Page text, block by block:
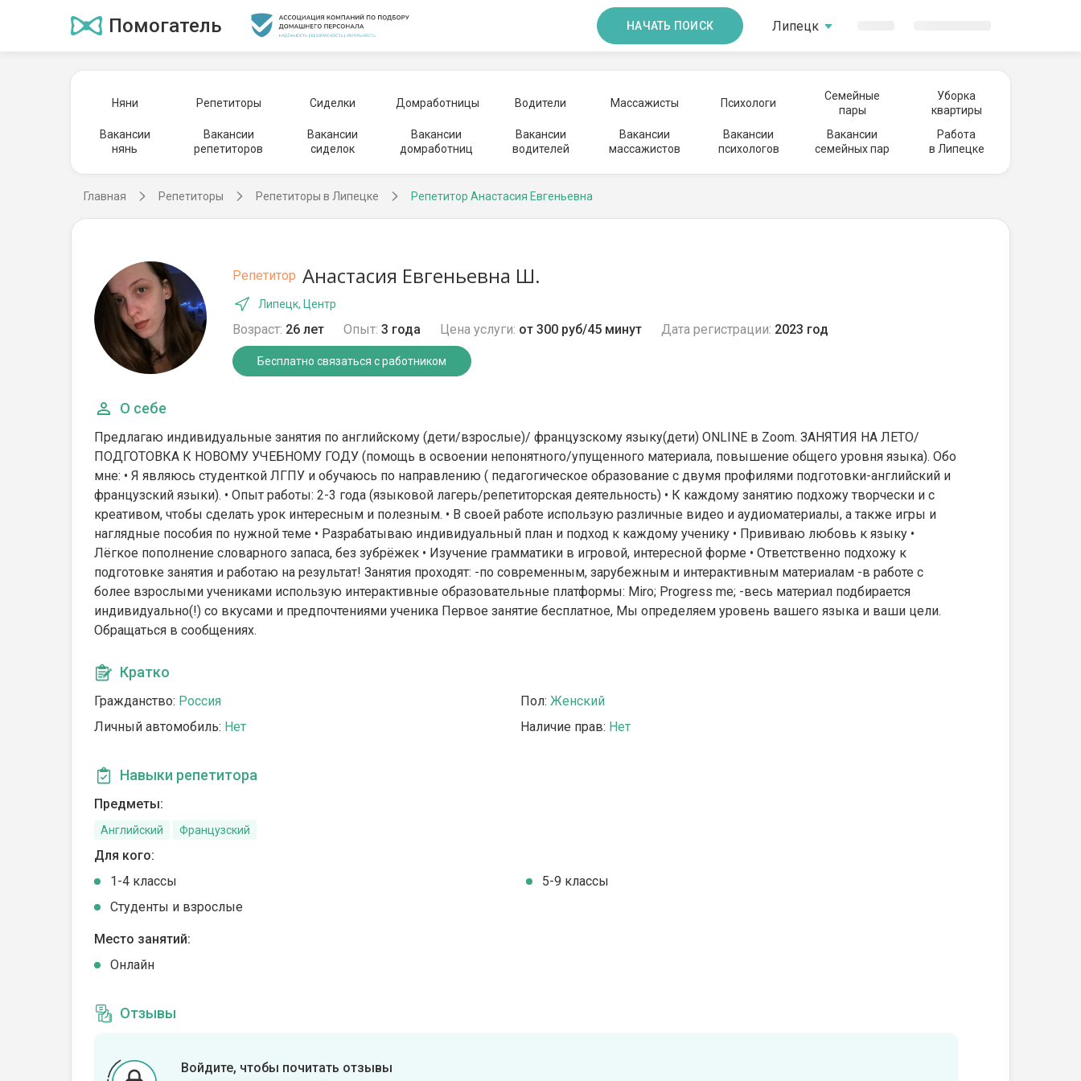
Помогатель НАЧАТЬ ПОИСК Липецк
Няни Репетиторы Сиделки Домработницы Водители Массажисты Психологи
Семейные
пары
Уборка
квартиры
Вакансии
нянь
Вакансии
репетиторов
Вакансии
сиделок
Вакансии
домработниц
Вакансии
водителей
Вакансии
массажистов
Вакансии
психологов
Вакансии
семейных пар
Работа
в Липецке
Главная Репетиторы Репетиторы в Липецке Репетитор Анастасия Евгеньевна
Репетитор Анастасия Евгеньевна Ш.
Липецк, Центр
Возраст: 26 лет Опыт: 3 года Цена услуги: от 300 руб/45 минут Дата регистрации: 2023 год
Бесплатно связаться с работником
О себе
Предлагаю индивидуальные занятия по английскому (дети/взрослые)/ французскому языку(дети) ONLINE в Zoom. ЗАНЯТИЯ НА ЛЕТО/
ПОДГОТОВКА К НОВОМУ УЧЕБНОМУ ГОДУ (помощь в освоении непонятного/упущенного материала, повышение общего уровня языка). Обо
мне: • Я являюсь студенткой ЛГПУ и обучаюсь по направлению ( педагогическое образование с двумя профилями подготовки-английский и
французский языки). • Опыт работы: 2-3 года (языковой лагерь/репетиторская деятельность) • К каждому занятию подхожу творчески и с
креативом, чтобы сделать урок интересным и полезным. • В своей работе использую различные видео и аудиоматериалы, а также игры и
наглядные пособия по нужной теме • Разрабатываю индивидуальный план и подход к каждому ученику • Прививаю любовь к языку •
Лёгкое пополнение словарного запаса, без зубрёжек • Изучение грамматики в игровой, интересной форме • Ответственно подхожу к
подготовке занятия и работаю на результат! Занятия проходят: -по современным, зарубежным и интерактивным материалам -в работе с
более взрослыми учениками использую интерактивные образовательные платформы: Miro; Progress me; -весь материал подбирается
индивидуально(!) со вкусами и предпочтениями ученика Первое занятие бесплатное, Мы определяем уровень вашего языка и ваши цели.
Обращаться в сообщениях.
Кратко
Гражданство: Россия Пол:Женский
Личный автомобиль: Нет Наличие прав: Нет
Навыки репетитора
Предметы:
Английский Французский
Для кого:
1-4 классы
5-9 классы
Студенты и взрослые
Место занятий:
Онлайн
Отзывы
Войдите, чтобы почитать отзывы